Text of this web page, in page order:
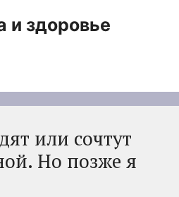
и здоровье
или сочтут
Но позже я